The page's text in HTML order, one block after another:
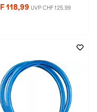
118,99 UVP CHF 125,99